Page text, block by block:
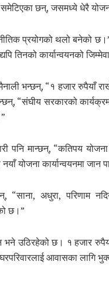
छन्, जसमध्ये धेरै
प्रयोगको थलो बनेको
तिनको कार्यान्वयनको
भन्छन्, “१ हजार रुपैयाँ
“संघीय सरकारको
पनि मान्छन्, “कतिपय
योजना कार्यान्वयनमा जान
“साना, अधुरा, परिणाम
छ।”
भने उठिरहेको छ। १ हजार
आवासका लागि